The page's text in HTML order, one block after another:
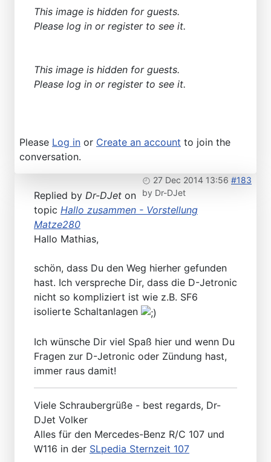
This image is hidden for guests.
Please log in or register to see it.
This image is hidden for guests.
Please log in or register to see it.
Please Log in or Create an account to join the
conversation.
27 Dec 2014 13:56 #183
by Dr-DJet
Replied by Dr-DJet on
topic Hallo zusammen - Vorstellung
Matze280
Hallo Mathias,
schön, dass Du den Weg hierher gefunden
hast. Ich verspreche Dir, dass die D-Jetronic
nicht so kompliziert ist wie z.B. SF6
isolierte Schaltanlagen
Ich wünsche Dir viel Spaß hier und wenn Du
Fragen zur D-Jetronic oder Zündung hast,
immer raus damit!
Viele Schraubergrüße - best regards, Dr-
DJet Volker
Alles für den Mercedes-Benz R/C 107 und
W116 in der SLpedia Sternzeit 107